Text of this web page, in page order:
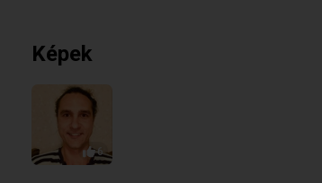
Képek
6